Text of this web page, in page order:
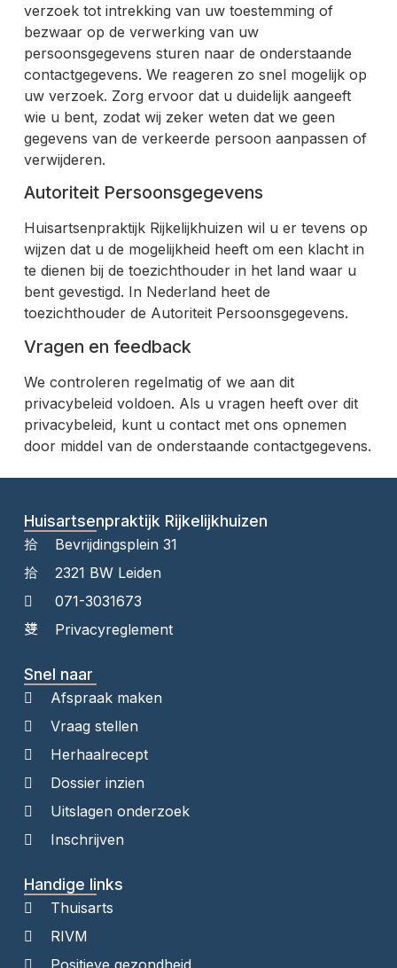
verzoek tot intrekking van uw toestemming of
bezwaar op de verwerking van uw
persoonsgegevens sturen naar de onderstaande
contactgegevens. We reageren zo snel mogelijk op
uw verzoek. Zorg ervoor dat u duidelijk aangeeft
wie u bent, zodat wij zeker weten dat we geen
gegevens van de verkeerde persoon aanpassen of
verwijderen.
Autoriteit Persoonsgegevens
Huisartsenpraktijk Rijkelijkhuizen wil u er tevens op
wijzen dat u de mogelijkheid heeft om een klacht in
te dienen bij de toezichthouder in het land waar u
bent gevestigd. In Nederland heet de
toezichthouder de Autoriteit Persoonsgegevens.
Vragen en feedback
We controleren regelmatig of we aan dit
privacybeleid voldoen. Als u vragen heeft over dit
privacybeleid, kunt u contact met ons opnemen
door middel van de onderstaande contactgegevens.
Huisartsenpraktijk Rijkelijkhuizen
Bevrijdingsplein 31
2321 BW Leiden
071-3031673
Privacyreglement
Snel naar
Afspraak maken
Vraag stellen
Herhaalrecept
Dossier inzien
Uitslagen onderzoek
Inschrijven
Handige links
Thuisarts
RIVM
Positieve gezondheid